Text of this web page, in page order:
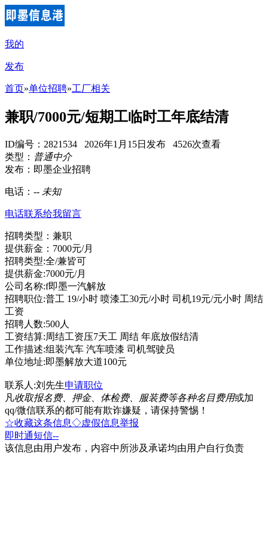
我的
发布
首页»单位招聘»工厂相关
兼职/7000元/短期工临时工年底结清
ID编号：2821534 2026年1月15日发布 4526次查看
类型： 普通中介
发布：即墨企业招聘
电话： -- 未知
电话联系给我留言
招聘类型：兼职
提供薪金：7000元/月
招聘类型:全/兼皆可
提供薪金:7000元/月
公司名称:f即墨一汽解放
招聘职位:普工 19/小时 喷漆工30元/小时 司机19元/元小时 周结
工资
招聘人数:500人
工资结算:周结工资压7天工 周结 年底放假结清
工作描述:组装汽车 汽车喷漆 司机驾驶员
单位地址:即墨解放大道100元
联系人:刘先生申请职位
凡收取报名费、押金、体检费、服装费等各种名目费用或加
qq/微信联系的都可能有欺诈嫌疑，请保持警惕！
☆收藏这条信息◇虚假信息举报
即时通短信--
该信息由用户发布，内容中所涉及承诺均由用户自行负责